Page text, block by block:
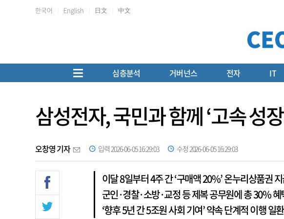
한국어 English 日文 中文
심층분석 거버넌스 전자 IT
삼성전자, 국민과 함께 ‘고속 성
오창영 기자 입력 2026-06-05 16:29:03 수정 2026-06-05 16:29:03
이달 8일부터 4주 간 ‘구매액 20%’ 온누리상품권
군인·경찰·소방·교정 등 제복 공무원에 총 30% 혜
‘향후 5년 간 5조원 사회 기여’ 약속 단계적 이행 일환